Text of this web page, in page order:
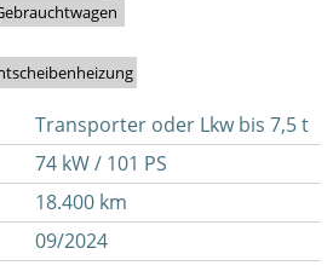
Transporter oder Lkw bis 7,5 t
74 kW / 101 PS
18.400 km
09/2024